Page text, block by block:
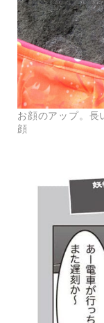
お顔のアップ。長
顔